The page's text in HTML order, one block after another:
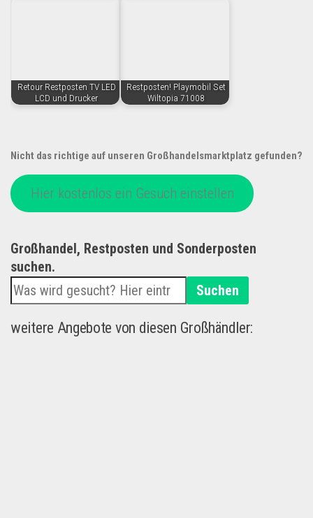
Retour Restposten TV LED
LCD und Drucker
Restposten! Playmobil Set
Wiltopia 71008
Nicht das richtige auf unseren Großhandelsmarktplatz gefunden?
Hier kostenlos ein Gesuch einstellen
Großhandel, Restposten und Sonderposten
suchen.
Suchen
weitere Angebote von diesen Großhändler: